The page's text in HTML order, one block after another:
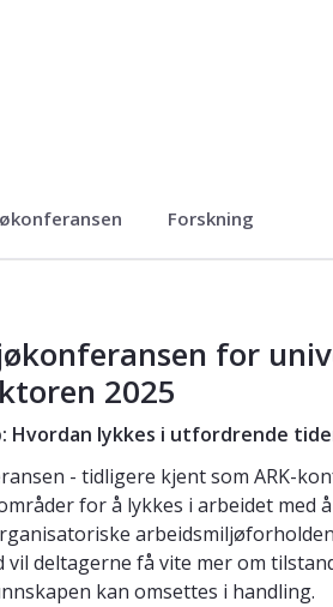
Forskning
høyskolesektoren
for
2025
Hvordan lykkes i utfordrende
- tidligere kjent som ARK-
for å lykkes i arbeidet med
vil deltagerne få vite mer om
kan omsettes i handling.